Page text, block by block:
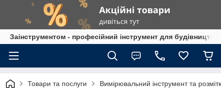
Заінструментом - професійний інструмент для
Товари та послуги Вимірювальний інструмент та